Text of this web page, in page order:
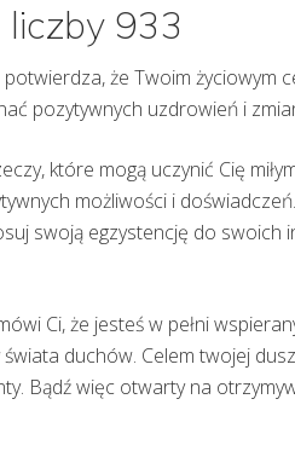
liczby 933
że Twoim życiowym
pozytywnych uzdrowień i
które mogą uczynić Cię
możliwości i
swoją egzystencję do swoich
Ci, że jesteś w pełni
duchów. Celem twojej
Bądź więc otwarty na